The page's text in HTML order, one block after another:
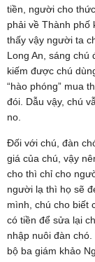
tiền, người cho
phải về Thành phố
thấy vậy người ta
Long An, sáng chú
kiếm được chú
“hào phóng” mua
đói. Dẫu vậy, chú
no.
Đối với chú, đàn
giá của chú, vậy
cho thì chỉ cho
người lạ thì họ sẽ
mình, chú cho biết
có tiền để sửa lại
nhập nuôi đàn
bộ ba giám khảo